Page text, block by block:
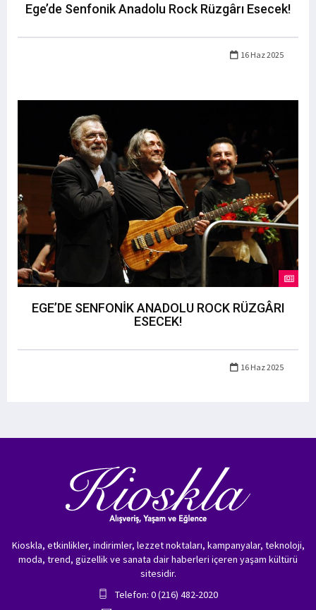
Ege’de Senfonik Anadolu Rock Rüzgârı Esecek!
16 Haz 2025
EGE’DE SENFONİK ANADOLU ROCK RÜZGÂRI
ESECEK!
16 Haz 2025
Kioskla, etkinlikler, indirimler, lezzet noktaları, kampanyalar, teknoloji,
moda, trend, güzellik ve sanata dair haberleri içeren yaşam kültürü
sitesidir.
Telefon: 0 (216) 482-2020